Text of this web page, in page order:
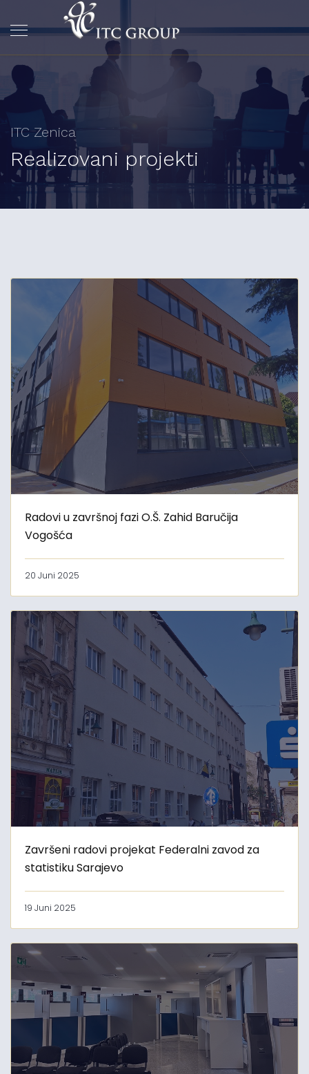
ITC Zenica
Realizovani projekti
Radovi u završnoj fazi O.Š. Zahid Baručija
Vogošća
20 Juni 2025
Završeni radovi projekat Federalni zavod za
statistiku Sarajevo
19 Juni 2025